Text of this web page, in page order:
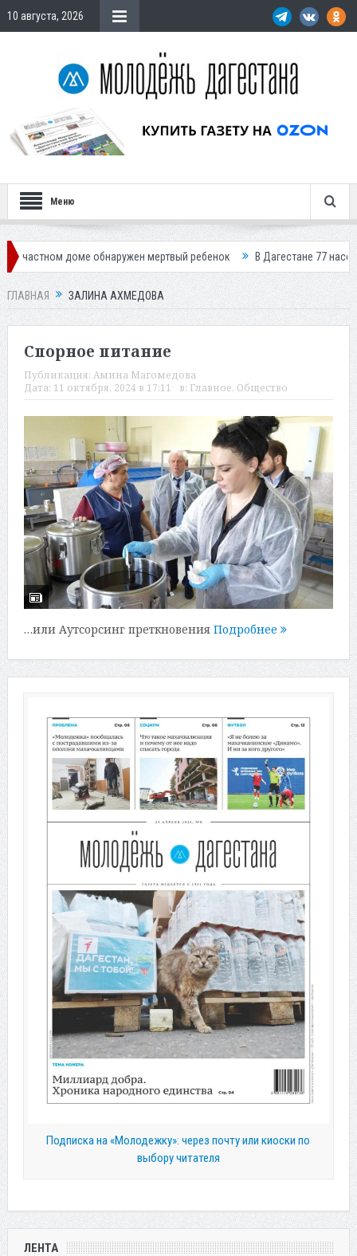
10 августа, 2026
Меню
доме обнаружен мертвый ребенок В Дагестане 77 населенных
ГЛАВНАЯ ЗАЛИНА АХМЕДОВА
Спорное питание
Публикация: Амина Магомедова
Дата: 11 октября, 2024 в 17:11 в: Главное, Общество
…или Аутсорсинг преткновения Подробнее
Подписка на «Молодежку»: через почту или киоски по
выбору читателя
ЛЕНТА